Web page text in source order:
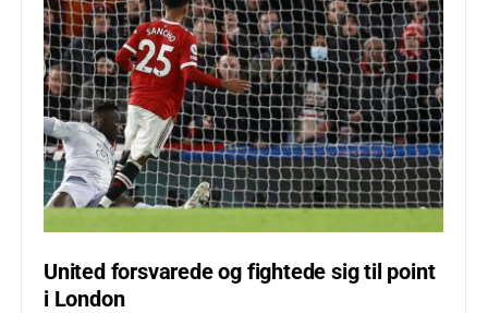
United forsvarede og fightede sig til point
i London